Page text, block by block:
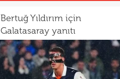
Bertuğ Yıldırım için
Galatasaray yanıtı